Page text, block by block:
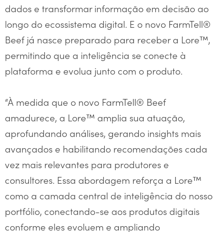
dados e transformar informação em decisão ao
longo do ecossistema digital. E o novo FarmTell®
Beef já nasce preparado para receber a Lore™,
permitindo que a inteligência se conecte à
plataforma e evolua junto com o produto.
“À medida que o novo FarmTell® Beef
amadurece, a Lore™ amplia sua atuação,
aprofundando análises, gerando insights mais
avançados e habilitando recomendações cada
vez mais relevantes para produtores e
consultores. Essa abordagem reforça a Lore™
como a camada central de inteligência do nosso
portfólio, conectando-se aos produtos digitais
conforme eles evoluem e ampliando